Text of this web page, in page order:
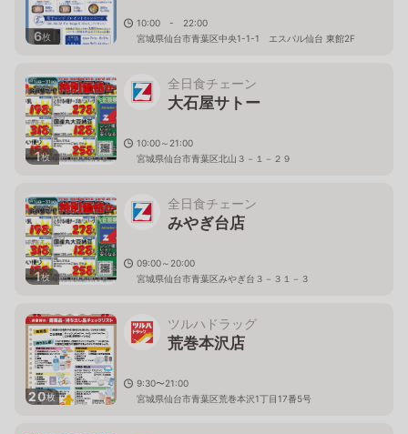
6枚
10:00 - 22:00
宮城県仙台市青葉区中央1-1-1 エスパル仙台 東館2F
1枚
全日食チェーン
大石屋サトー
10:00～21:00
宮城県仙台市青葉区北山３－１－２９
1枚
全日食チェーン
みやぎ台店
09:00～20:00
宮城県仙台市青葉区みやぎ台３－３１－３
20枚
ツルハドラッグ
荒巻本沢店
9:30〜21:00
宮城県仙台市青葉区荒巻本沢1丁目17番5号